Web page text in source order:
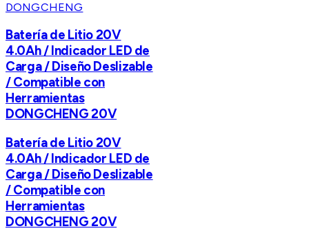
DONGCHENG
Batería de Litio 20V
4.0Ah / Indicador LED de
Carga / Diseño Deslizable
/ Compatible con
Herramientas
DONGCHENG 20V
Batería de Litio 20V
4.0Ah / Indicador LED de
Carga / Diseño Deslizable
/ Compatible con
Herramientas
DONGCHENG 20V